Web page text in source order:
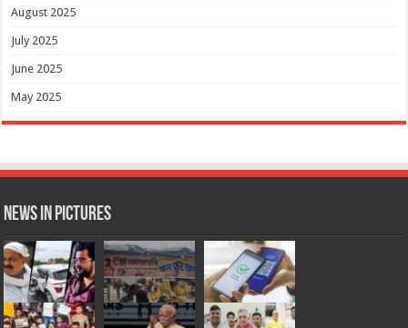
August 2025
July 2025
June 2025
May 2025
News in Pictures